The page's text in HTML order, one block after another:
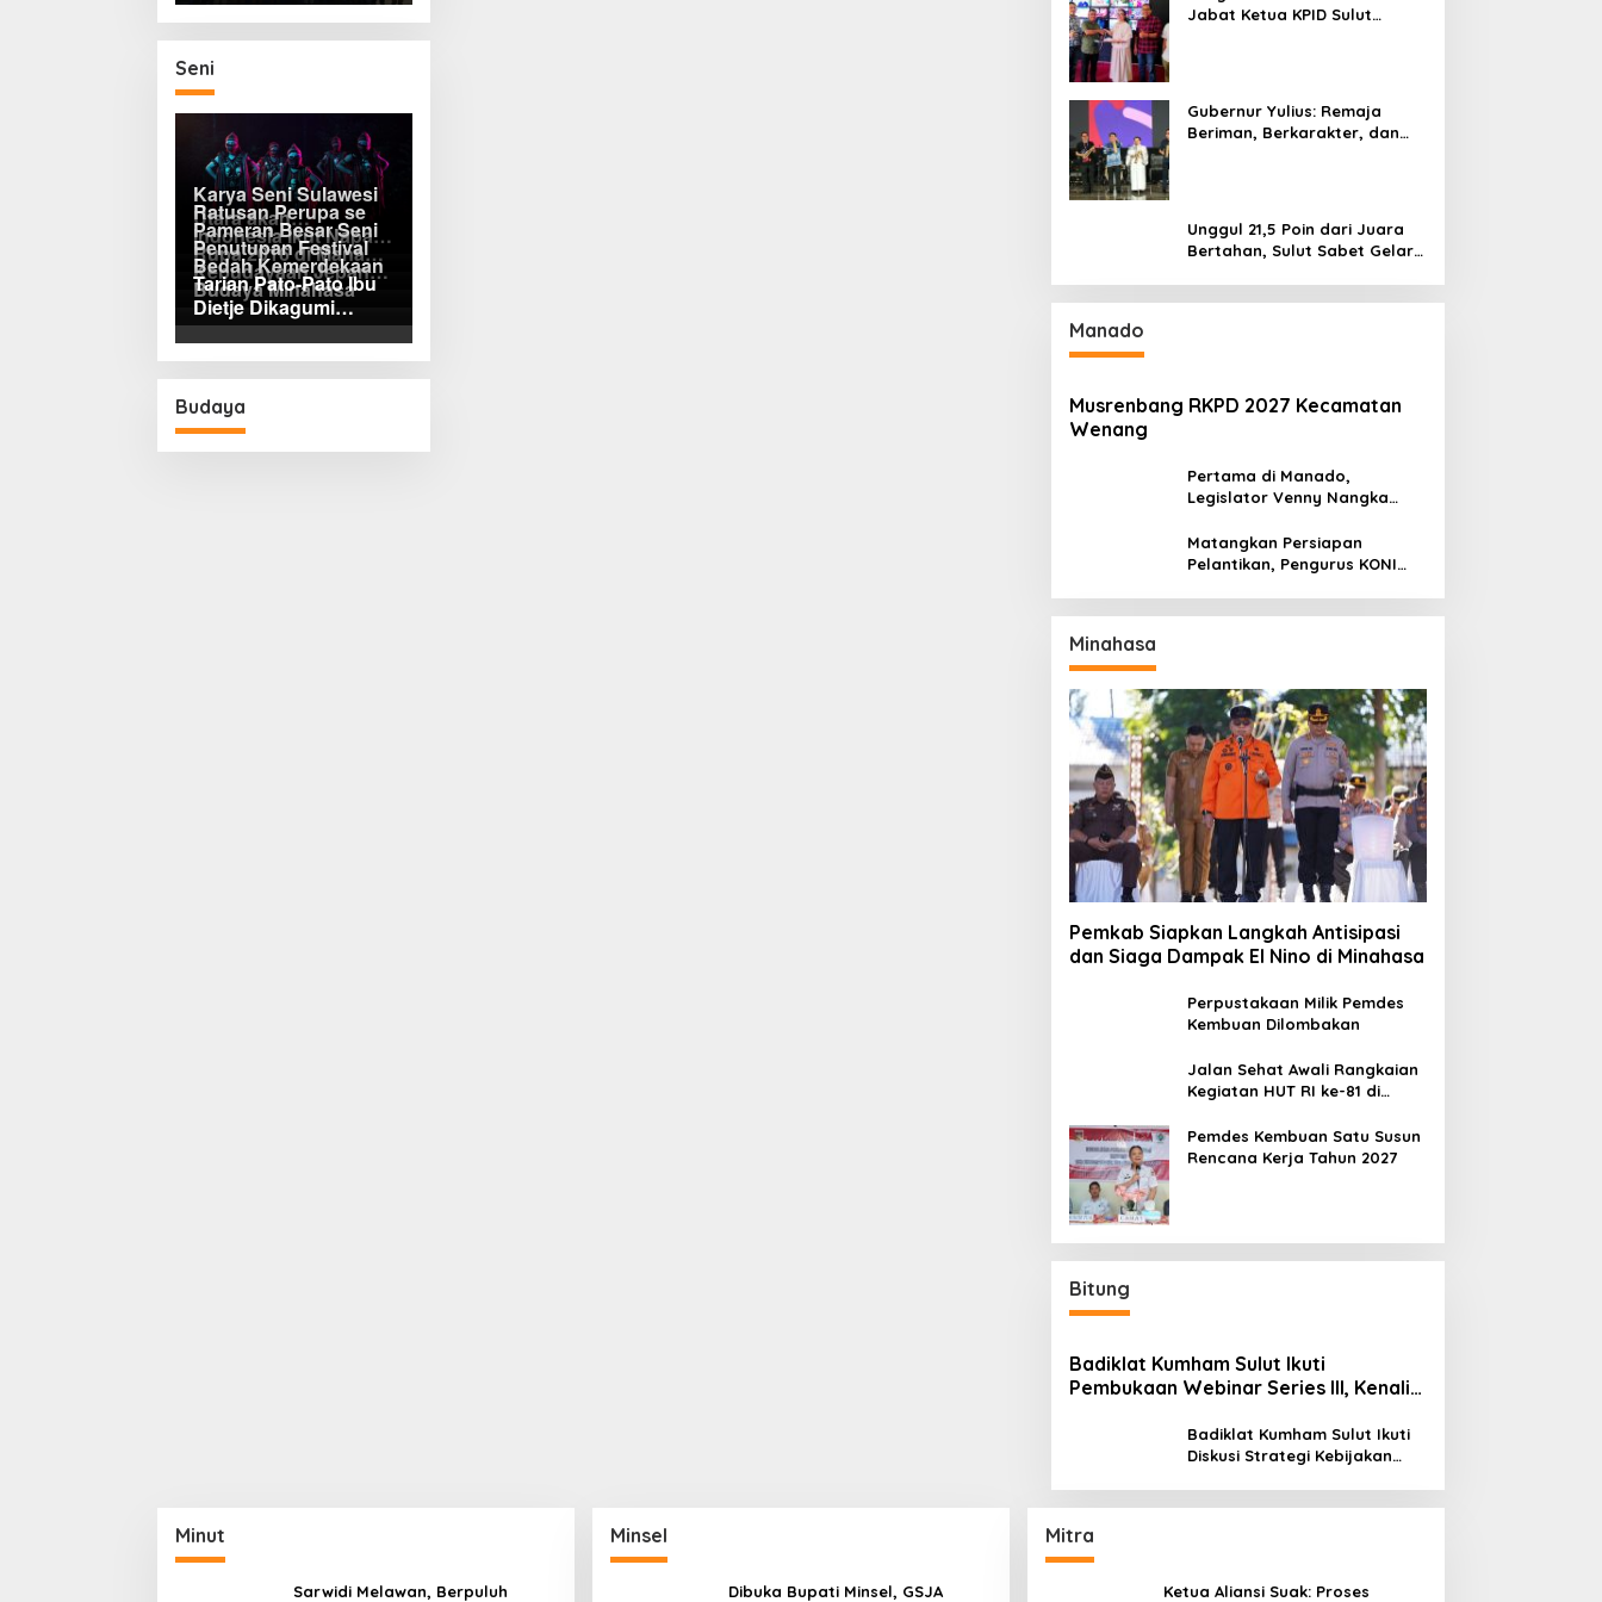
Kepentingan Gelar
Pasar Murah: Tekan
Inflasi yang Masih
Melampaui Sasaran
Nasional
Seni
Karya Seni Sulawesi
Utara akan
Dipamerkan di
London Inggris
Ratusan Perupa se
Indonesia Ikut Napak
Tilas Henk Ngantung
di Tomohon
Pameran Besar Seni
Rupa 2016 di Manado
Dihadiri Ratusan
Perupa Tanah Air
Penutupan Festival
Kebudayaan Jepang
FBS Unima Semarak
Bedah Kemerdekaan
Budaya Minahasa
Tarian Pato-Pato Ibu
Dietje Dikagumi
Mendagri
Budaya
Jabat Ketua KPID Sulut
Gubernur Yulius: Remaja
Beriman, Berkarakter, dan
Unggul 21,5 Poin dari Juara
Bertahan, Sulut Sabet Gelar
Manado
Musrenbang RKPD 2027 Kecamatan
Wenang
Pertama di Manado,
Legislator Venny Nangka
Titiwungen Utara
Matangkan Persiapan
Pelantikan, Pengurus KONI
Minahasa
Pemkab Siapkan Langkah Antisipasi
dan Siaga Dampak El Nino di Minahasa
Perpustakaan Milik Pemdes
Kembuan Dilombakan
Jalan Sehat Awali Rangkaian
Kegiatan HUT RI ke-81 di
Pemdes Kembuan Satu Susun
Rencana Kerja Tahun 2027
Bitung
Badiklat Kumham Sulut Ikuti
Pembukaan Webinar Series III, Kenali
Badiklat Kumham Sulut Ikuti
Diskusi Strategi Kebijakan
Minut
Sarwidi Melawan, Berpuluh
Minsel
Dibuka Bupati Minsel, GSJA
Mitra
Ketua Aliansi Suak: Proses